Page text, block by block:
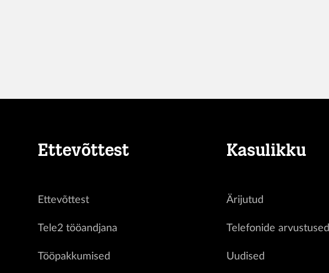
Ettevõttest
Ettevõttest
Tele2 tööandjana
Tööpakkumised
Kasulikku
Ärijutud
Telefonide arvustused
Uudised